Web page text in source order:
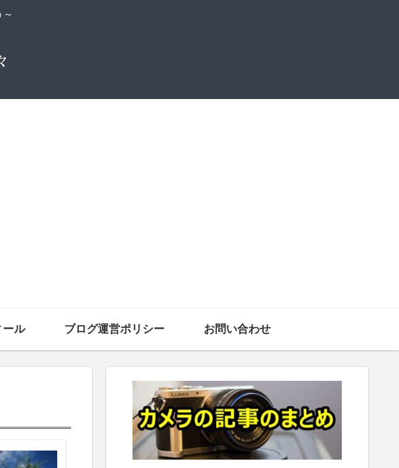
ール ブログ運営ポリシー お問い合わせ